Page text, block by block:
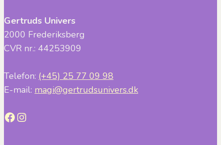
Gertruds Univers
2000 Frederiksberg
CVR nr.: 44253909
Telefon: (+45) 25 77 09 98
E-mail: magi@gertrudsunivers.dk
Facebook
Instagram